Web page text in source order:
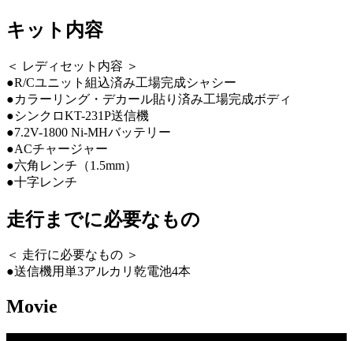
キット内容
＜ レディセット内容 ＞
●R/Cユニット組込済み工場完成シャシー
●カラーリング・デカール貼り済み工場完成ボディ
●シンクロKT-231P送信機
●7.2V-1800 Ni-MHバッテリー
●ACチャージャー
●六角レンチ（1.5mm）
●十字レンチ
走行までに必要なもの
＜ 走行に必要なもの ＞
●送信機用単3アルカリ乾電池4本
Movie